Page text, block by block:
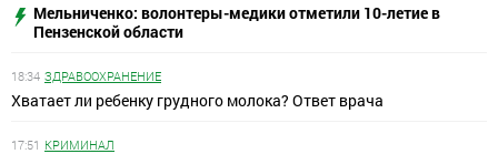
Мельниченко: волонтеры-медики отметили 10-летие в
Пензенской области
18:34 ЗДРАВООХРАНЕНИЕ
Хватает ли ребенку грудного молока? Ответ врача
17:51 КРИМИНАЛ